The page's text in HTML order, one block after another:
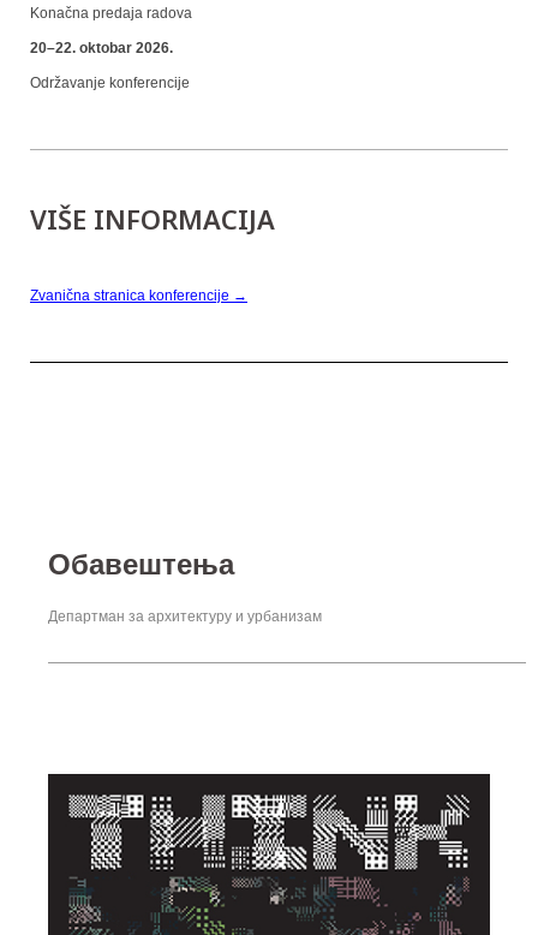
Konačna predaja radova
20–22. oktobar 2026.
Održavanje konferencije
VIŠE INFORMACIJA
Zvanična stranica konferencije →
Обавештења
Департман за архитектуру и урбанизам